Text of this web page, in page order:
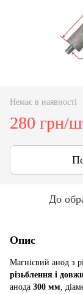
Немає в наявності
280 грн/
До
Опис
Магнієвий анод з
різьблення і
анода 300 мм ,